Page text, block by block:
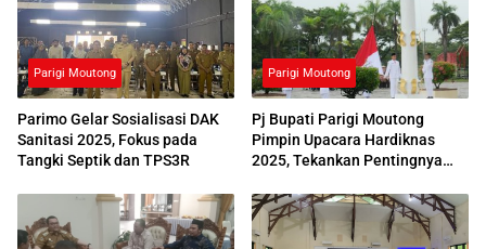
Parigi Moutong
Parimo Gelar Sosialisasi DAK
Sanitasi 2025, Fokus pada
Tangki Septik dan TPS3R
Parigi Moutong
Pj Bupati Parigi Moutong
Pimpin Upacara Hardiknas
2025, Tekankan Pentingnya